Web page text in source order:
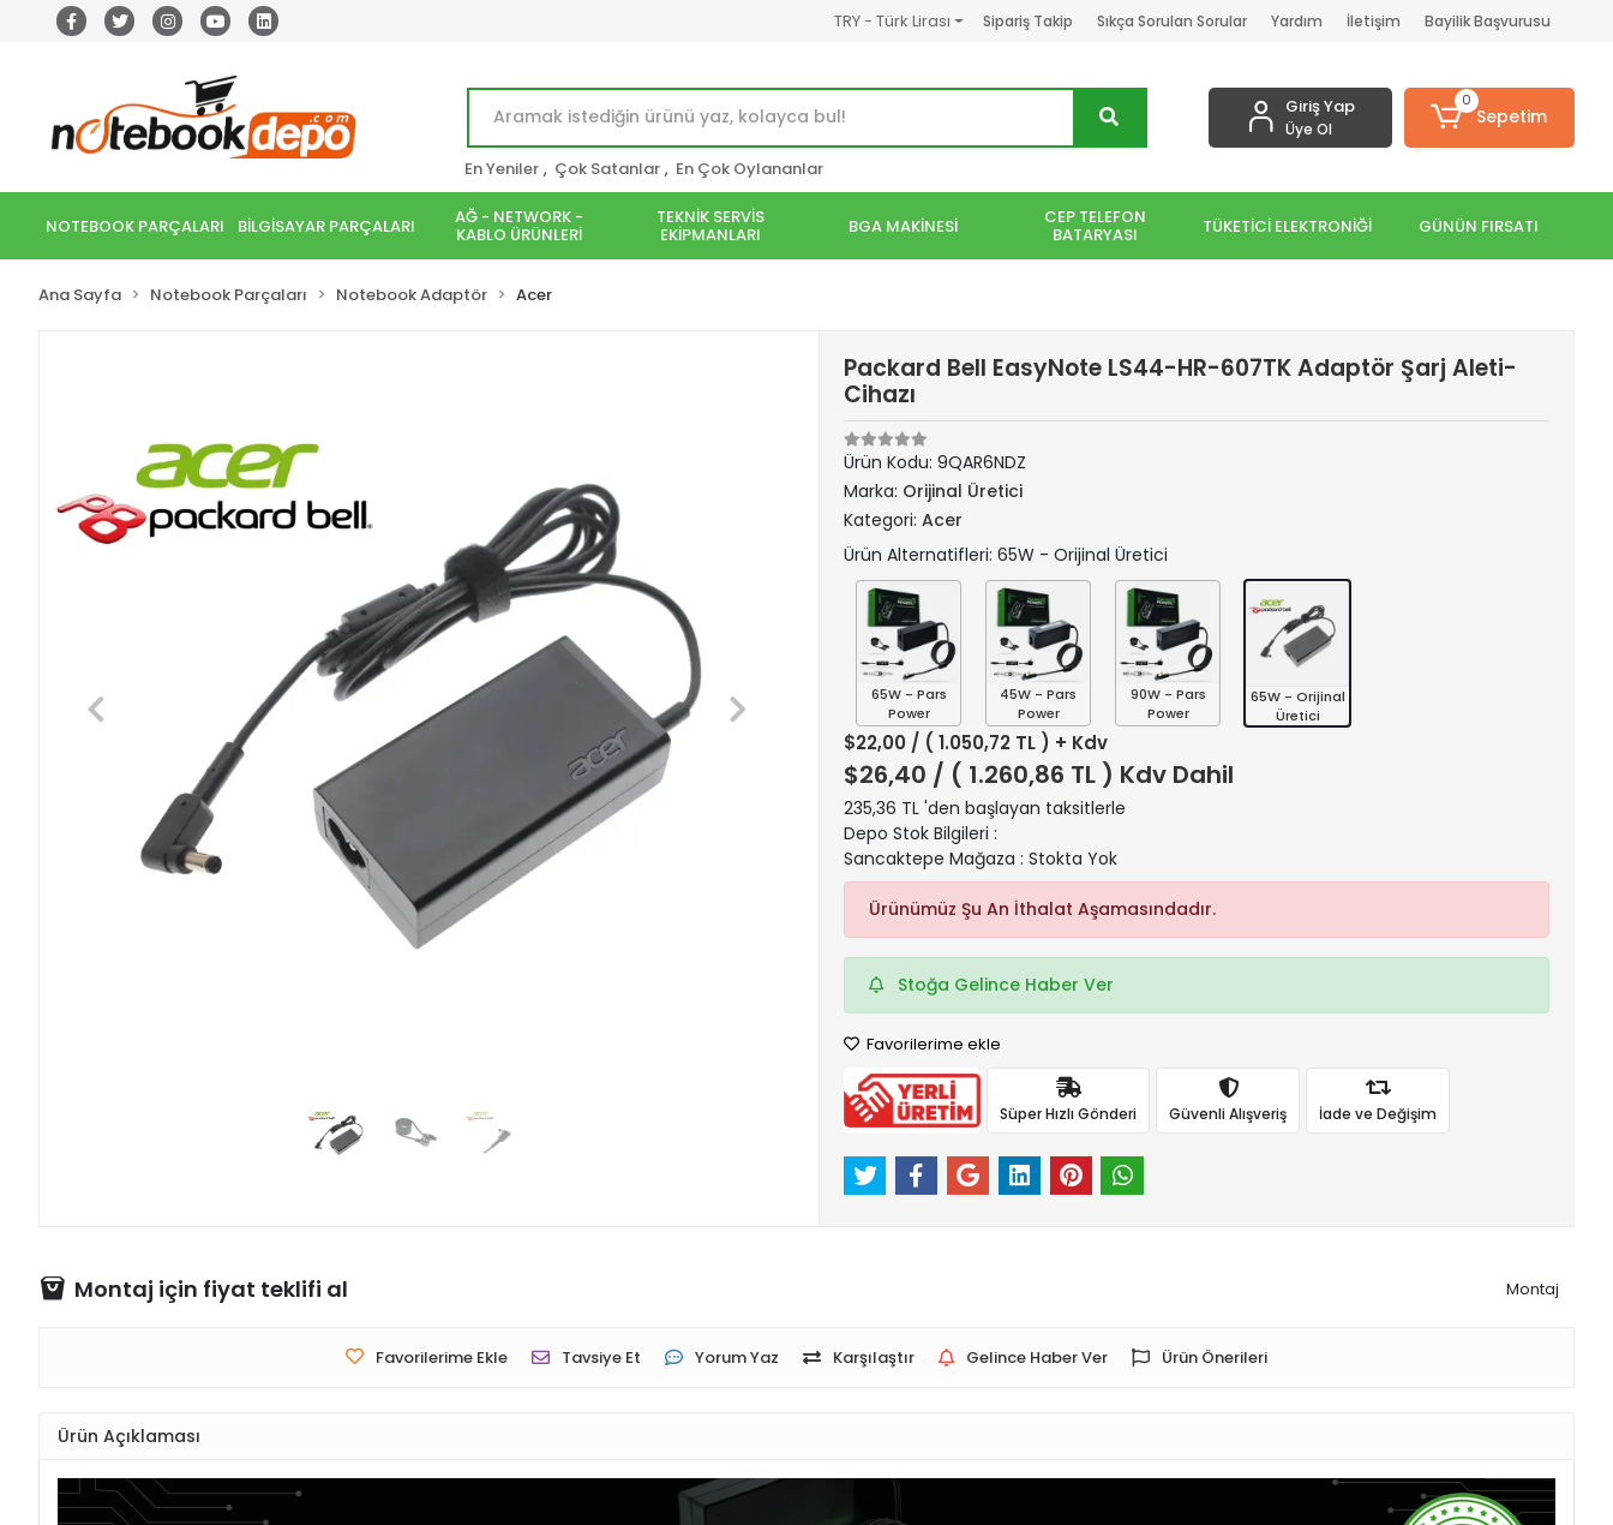
TRY - Türk Lirası Sipariş Takip Sıkça Sorulan Sorular Yardım İletişim Bayilik Başvurusu
En Yeniler , Çok Satanlar , En Çok Oylananlar
Giriş Yap
Üye Ol
0
Sepetim
NOTEBOOK PARÇALARI BİLGİSAYAR PARÇALARI AĞ - NETWORK -
KABLO ÜRÜNLERİ
TEKNİK SERVİS
EKİPMANLARI BGA MAKİNESİ CEP TELEFON
BATARYASI TÜKETİCİ ELEKTRONİĞİ GÜNÜN FIRSATI
Ana Sayfa Notebook Parçaları Notebook Adaptör Acer
Packard Bell EasyNote LS44-HR-607TK Adaptör Şarj Aleti-
Cihazı
Ürün Kodu: 9QAR6NDZ
Marka: Orijinal Üretici
Kategori: Acer
Ürün Alternatifleri: 65W - Orijinal Üretici
65W - Pars
Power
45W - Pars
Power
90W - Pars
Power
65W - Orijinal
Üretici
$22,00 / ( 1.050,72 TL ) + Kdv
$26,40 / ( 1.260,86 TL ) Kdv Dahil
235,36 TL 'den başlayan taksitlerle
Depo Stok Bilgileri :
Sancaktepe Mağaza : Stokta Yok
Ürünümüz Şu An İthalat Aşamasındadır.
Stoğa Gelince Haber Ver
Favorilerime ekle
Süper Hızlı Gönderi Güvenli Alışveriş İade ve Değişim
Montaj için fiyat teklifi al Montaj
Favorilerime Ekle Tavsiye Et Yorum Yaz Karşılaştır Gelince Haber Ver Ürün Önerileri
Ürün Açıklaması